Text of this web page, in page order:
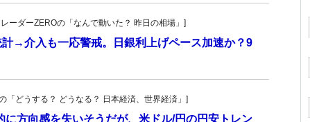
ダーZEROの「なんで動いた？ 昨日の相場」]
計→介入も一応警戒。日銀利上げペース加速か？9
どうする？ どうなる？ 日本経済、世界経済」]
に方向感を失いそうだが、米ドル/円の円安トレン